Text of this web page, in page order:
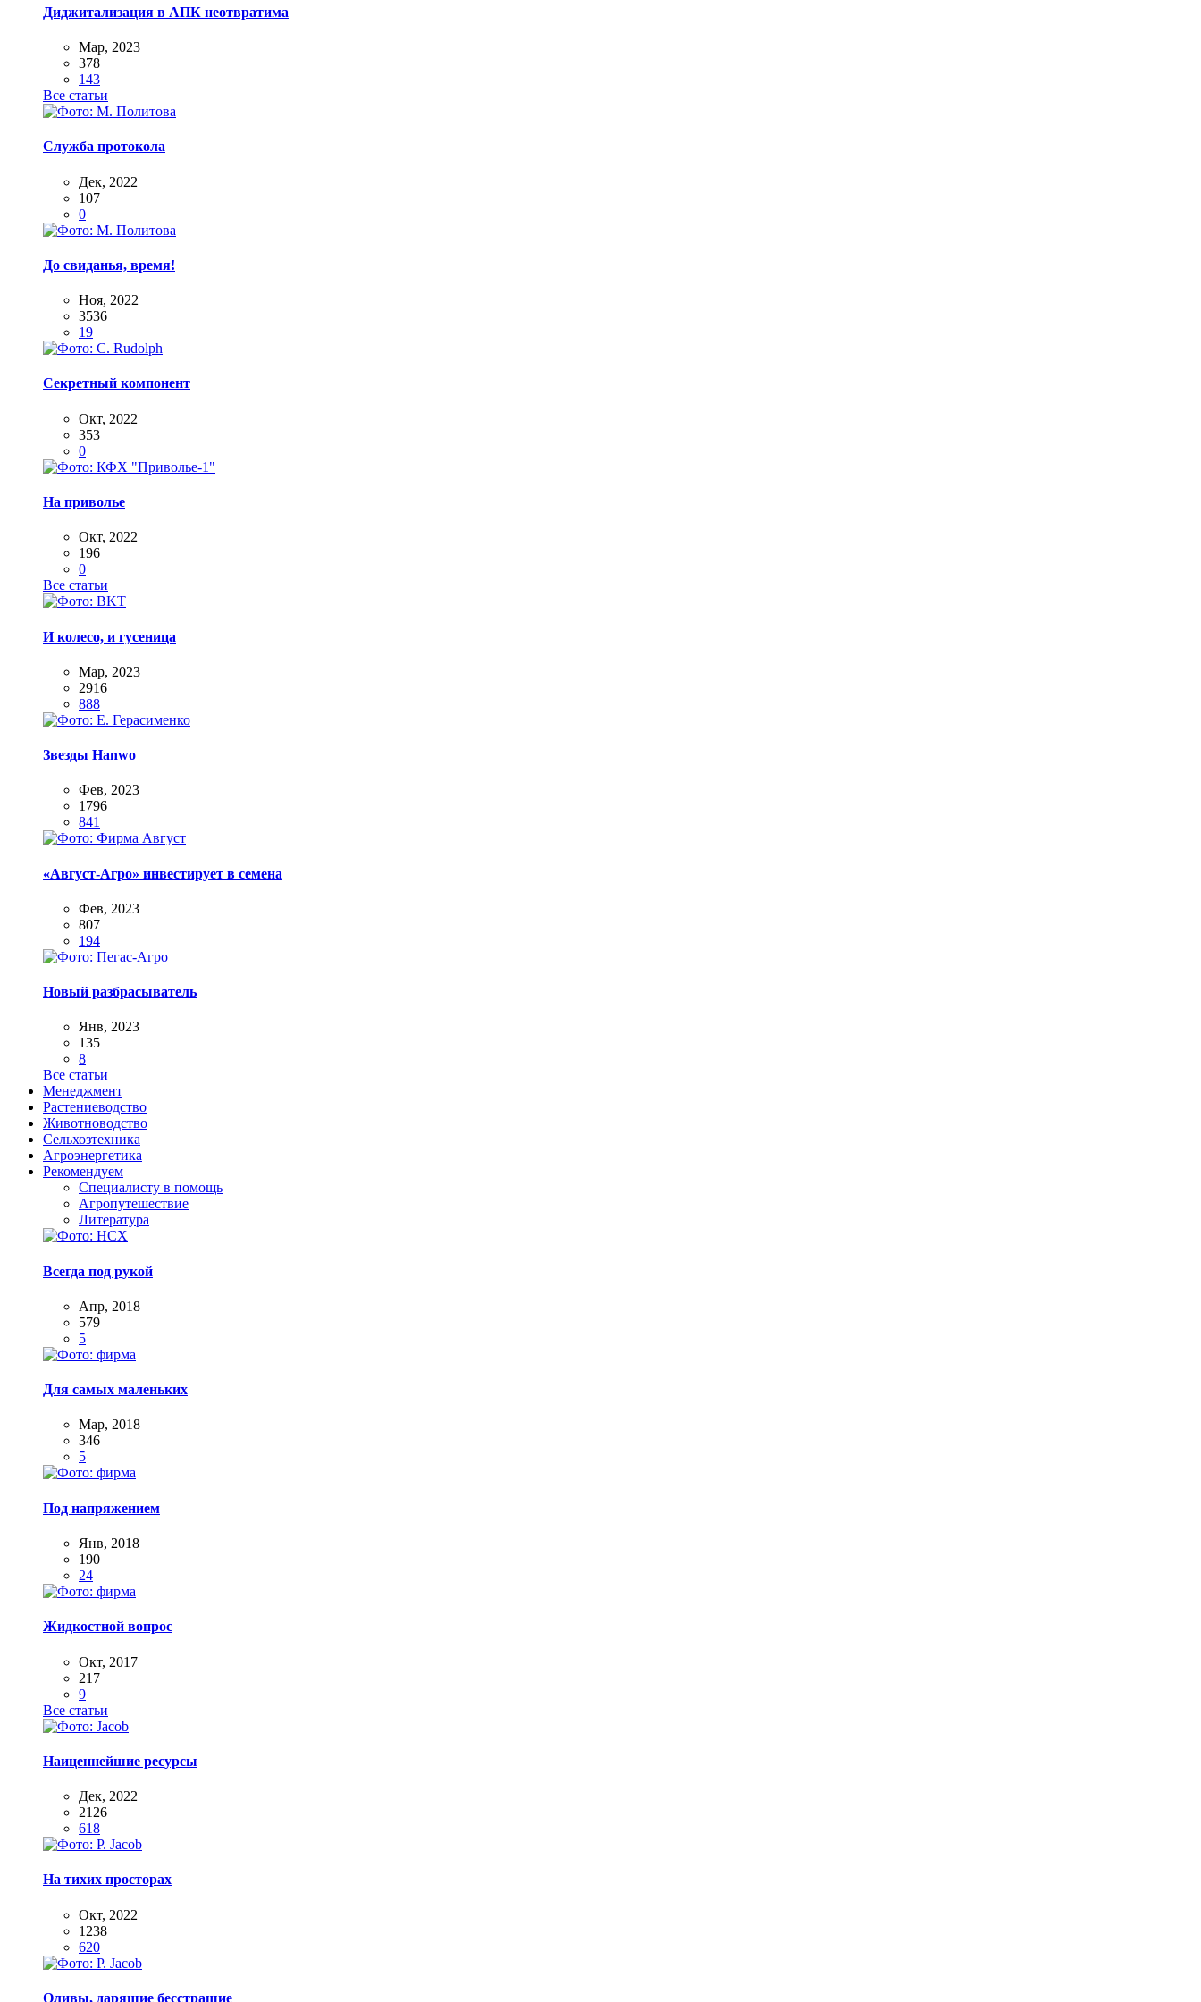
Диджитализация в АПК неотвратима
Мар, 2023
378
143
Все статьи
Служба протокола
Дек, 2022
107
0
До свиданья, время!
Ноя, 2022
3536
19
Секретный компонент
Окт, 2022
353
0
На приволье
Окт, 2022
196
0
Все статьи
И колесо, и гусеница
Мар, 2023
2916
888
Звезды Hanwo
Фев, 2023
1796
841
«Август-Агро» инвестирует в семена
Фев, 2023
807
194
Новый разбрасыватель
Янв, 2023
135
8
Все статьи
Менеджмент
Растениеводство
Животноводство
Сельхозтехника
Агроэнергетика
Рекомендуем
Специалисту в помощь
Агропутешествие
Литература
Всегда под рукой
Апр, 2018
579
5
Для самых маленьких
Мар, 2018
346
5
Под напряжением
Янв, 2018
190
24
Жидкостной вопрос
Окт, 2017
217
9
Все статьи
Наиценнейшие ресурсы
Дек, 2022
2126
618
На тихих просторах
Окт, 2022
1238
620
Оливы, дарящие бесстрашие